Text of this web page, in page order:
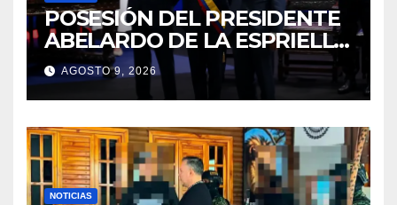
POSESIÓN DEL PRESIDENTE
ABELARDO DE LA ESPRIELLA
2026 – 2030
AGOSTO 9, 2026
NOTICIAS